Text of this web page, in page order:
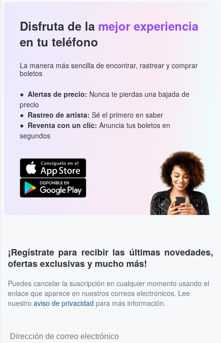
Disfruta de la mejor experiencia
en tu teléfono
La manera más sencilla de encontrar, rastrear y comprar
boletos
Alertas de precio: Nunca te pierdas una bajada de
precio
Rastreo de artista: Sé el primero en saber
Reventa con un clic: Anuncia tus boletos en
segundos
¡Regístrate para recibir las últimas novedades,
ofertas exclusivas y mucho más!
Puedes cancelar la suscripción en cualquier momento usando el
enlace que aparece en nuestros correos electrónicos. Lee
nuestro aviso de privacidad para más información.